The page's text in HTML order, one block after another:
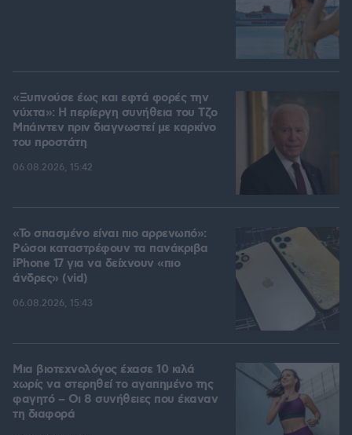
«Ξυπνούσε έως και εφτά φορές την
νύχτα»: Η περίεργη συνήθεια του Τζο
Μπάιντεν πριν διαγνωστεί με καρκίνο
του προστάτη
06.08.2026, 15:42
«Το σπασμένο είναι πιο αρρενωπό»:
Ρώσοι καταστρέφουν τα πανάκριβα
iPhone 17 για να δείχνουν «πιο
άνδρες» (vid)
06.08.2026, 15:43
Μια βιοτεχνολόγος έχασε 10 κιλά
χωρίς να στερηθεί το αγαπημένο της
φαγητό – Οι 8 συνήθειες που έκαναν
τη διαφορά